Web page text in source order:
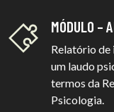
MÓDULO –
Relatório de
um laudo
termos da
Psicologia.